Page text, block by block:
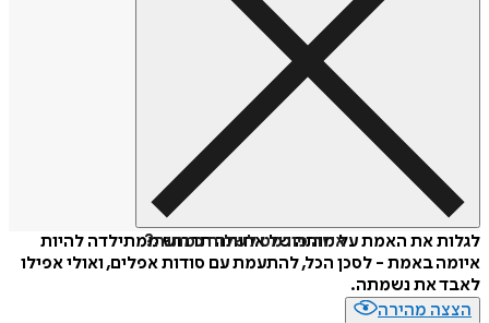
איזה פורמט לשלוח כמתנה?
לגלות את האמת על מותה של אחותה תדרוש ממתילדה להיות
איומה באמת - לסכן הכל, להתעמת עם סודות אפלים, ואולי אפילו
לאבד את נשמתה.
הצצה מהירה